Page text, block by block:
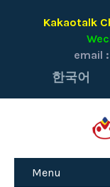
Kakaotalk
email :
한국어
Menu